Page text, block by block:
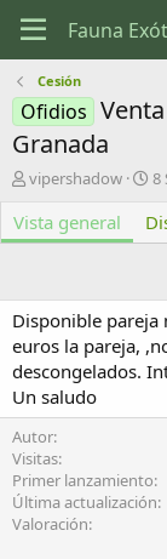
Cesión
Ofidios
Granada
A
t
o
vipershadow
F
c
h
c
r
e
c
n
8
Vista general
Disponible pareja
euros la pareja,
descongelados.
Un saludo
Autor
Visitas
Primer lanzamiento
Última actualización
Valoración